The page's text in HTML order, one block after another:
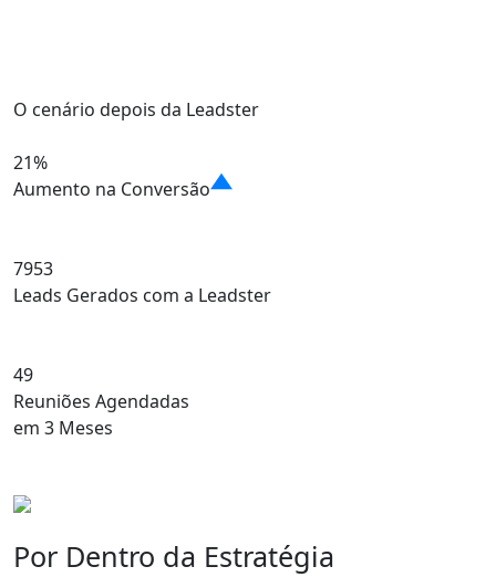
O cenário depois da Leadster
21%
Aumento na Conversão
7953
Leads Gerados com a Leadster
49
Reuniões Agendadas
em 3 Meses
Por Dentro da Estratégia